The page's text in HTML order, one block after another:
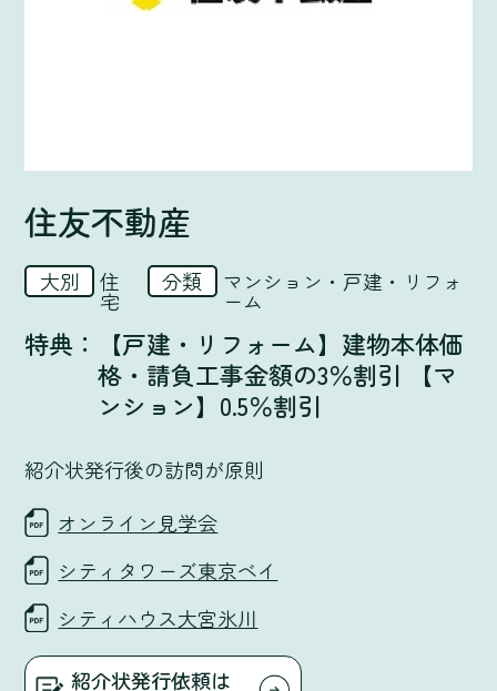
住友不動産
住
宅
マンション・戸建・リフォ
ーム
【戸建・リフォーム】建物本体価
格・請負工事金額の3％割引 【マ
ンション】0.5％割引
紹介状発行後の訪問が原則
オンライン見学会
シティタワーズ東京ベイ
シティハウス大宮氷川
紹介状発行依頼は